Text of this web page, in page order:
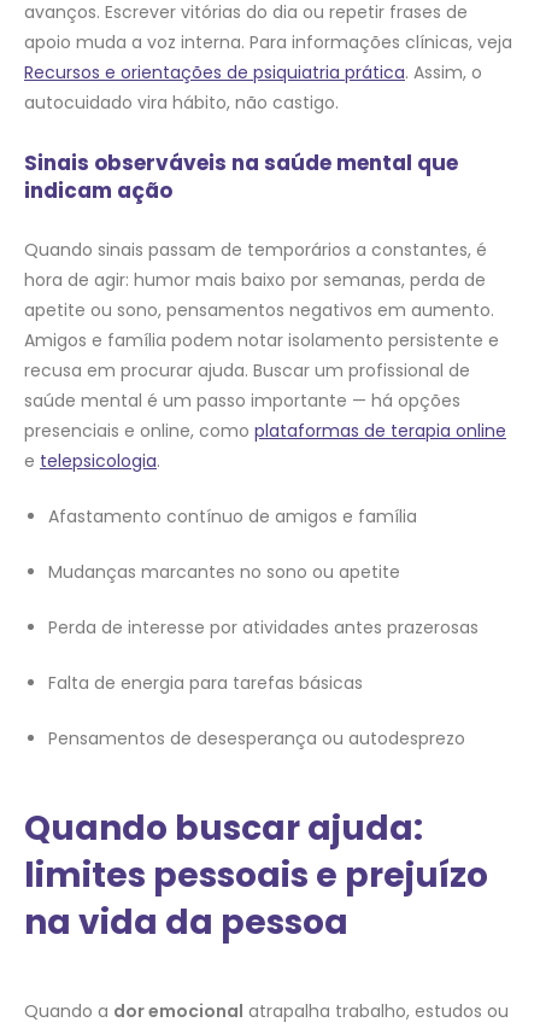
avanços. Escrever vitórias do dia ou repetir frases de
apoio muda a voz interna. Para informações clínicas, veja
Recursos e orientações de psiquiatria prática. Assim, o
autocuidado vira hábito, não castigo.
Sinais observáveis na saúde mental que
indicam ação
Quando sinais passam de temporários a constantes, é
hora de agir: humor mais baixo por semanas, perda de
apetite ou sono, pensamentos negativos em aumento.
Amigos e família podem notar isolamento persistente e
recusa em procurar ajuda. Buscar um profissional de
saúde mental é um passo importante — há opções
presenciais e online, como plataformas de terapia online
e telepsicologia.
Afastamento contínuo de amigos e família
Mudanças marcantes no sono ou apetite
Perda de interesse por atividades antes prazerosas
Falta de energia para tarefas básicas
Pensamentos de desesperança ou autodesprezo
Quando buscar ajuda:
limites pessoais e prejuízo
na vida da pessoa
Quando a dor emocional atrapalha trabalho, estudos ou